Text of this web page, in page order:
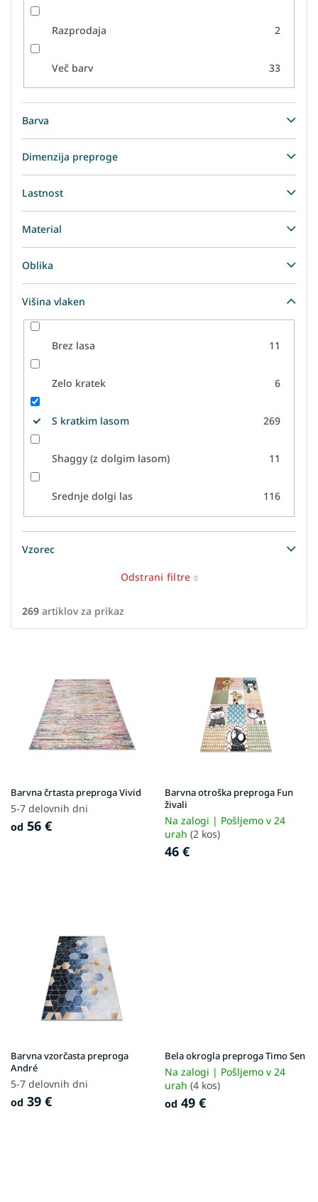
Razprodaja 2
Več barv 33
Barva
Dimenzija preproge
Lastnost
Material
Oblika
Višina vlaken
Brez lasa 11
Zelo kratek 6
S kratkim lasom 269
Shaggy (z dolgim lasom) 11
Srednje dolgi las 116
Vzorec
Odstrani filtre
269 artiklov za prikaz
d
u
c
t
Barvna črtasta preproga Vivid
5-7 delovnih dni
od 56 €
Barvna otroška preproga Fun
živali
Na zalogi | Pošljemo v 24
urah (2 kos)
46 €
Barvna vzorčasta preproga
André
5-7 delovnih dni
od 39 €
Bela okrogla preproga Timo Sen
Na zalogi | Pošljemo v 24
urah (4 kos)
od 49 €